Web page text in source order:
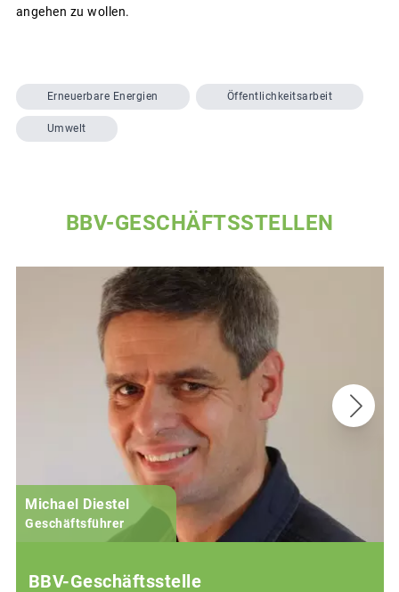
angehen zu wollen.
Erneuerbare Energien Öffentlichkeitsarbeit
Umwelt
BBV-GESCHÄFTSSTELLEN
Michael Diestel
Geschäftsführer
BBV-Geschäftsstelle